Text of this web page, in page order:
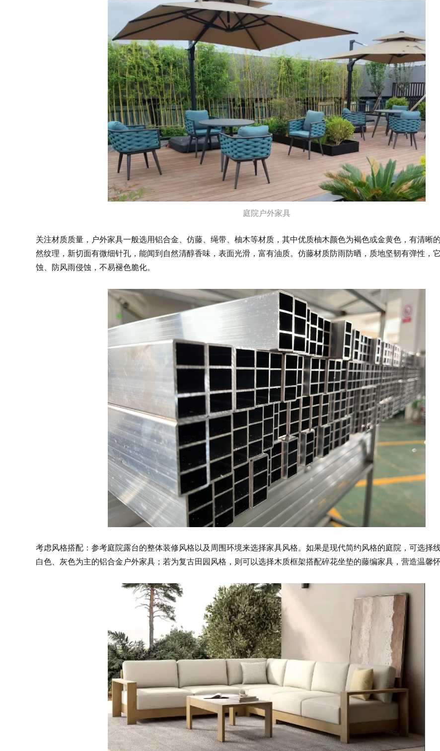
庭院户外家具
关注材质质量，户外家具一般选用铝合金、仿藤、绳带、柚木等材质，其中优质柚木颜色为褐色或金黄色，有清晰
然纹理，新切面有微细针孔，能闻到自然清醇香味，表面光滑，富有油质。仿藤材质防雨防晒，质地坚韧有弹性，
蚀、防风雨侵蚀，不易褪色脆化。
考虑风格搭配：参考庭院露台的整体装修风格以及周围环境来选择家具风格。如果是现代简约风格的庭院，可选择
白色、灰色为主的铝合金户外家具；若为复古田园风格，则可以选择木质框架搭配碎花坐垫的藤编家具，营造温馨怀